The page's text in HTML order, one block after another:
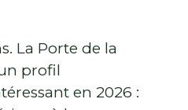
La Porte de la
profil
en 2026 :